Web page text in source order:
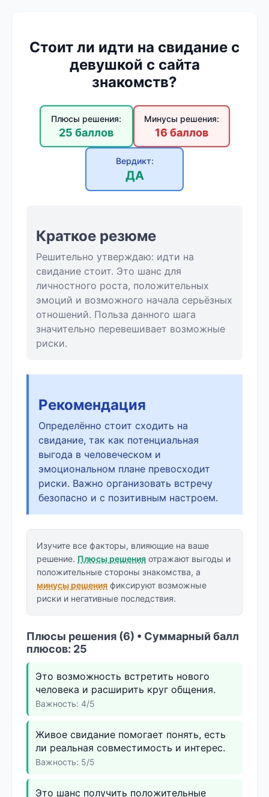
Стоит ли идти на свидание с
девушкой с сайта
знакомств?
Плюсы решения:
25 баллов
Минусы решения:
16 баллов
Вердикт:
ДА
Краткое резюме
Решительно утверждаю: идти на
свидание стоит. Это шанс для
личностного роста, положительных
эмоций и возможного начала серьёзных
отношений. Польза данного шага
значительно перевешивает возможные
риски.
Рекомендация
Определённо стоит сходить на
свидание, так как потенциальная
выгода в человеческом и
эмоциональном плане превосходит
риски. Важно организовать встречу
безопасно и с позитивным настроем.
Изучите все факторы, влияющие на ваше
решение. Плюсы решения отражают выгоды и
положительные стороны знакомства, а
минусы решения фиксируют возможные
риски и негативные последствия.
Плюсы решения (6) • Суммарный балл
плюсов: 25
Это возможность встретить нового
человека и расширить круг общения.
Важность: 4/5
Живое свидание помогает понять, есть
ли реальная совместимость и интерес.
Важность: 5/5
Это шанс получить положительные